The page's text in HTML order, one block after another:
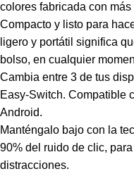
colores fabricada con
Compacto y listo para
ligero y portátil significa
bolso, en cualquier
Cambia entre 3 de tus
Easy-Switch. Compatible
Android.
Manténgalo bajo con la
90% del ruido de clic,
distracciones.